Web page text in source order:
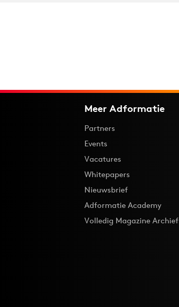
Meer Adformatie
Partners
Events
Vacatures
Whitepapers
Nieuwsbrief
Adformatie Academy
Volledig Magazine Archief